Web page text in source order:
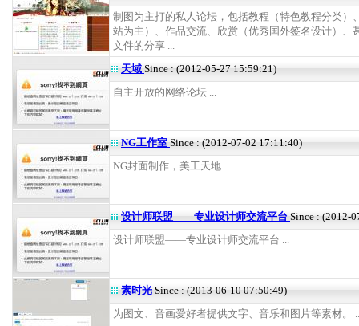
制图为主打的私人论坛，包括教程（特色教程分类）
站为主）、作品交流、欣赏（优秀国外签名设计）、
文件的分享 ...
天域 Since : (2012-05-27 15:59:21)
自主开放的网络论坛 ...
NG工作室 Since : (2012-07-02 17:11:40)
NG封面制作，美工天地 ...
设计师联盟——专业设计师交流平台 Since : (2012-
设计师联盟——专业设计师交流平台 ...
素时光Since : (2013-06-10 07:50:49)
为图文、音画爱好者提供文字、音乐和图片等素材。